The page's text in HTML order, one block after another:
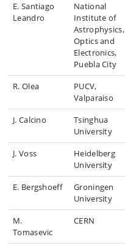
E. Santiago
Leandro
National
Institute of
Astrophysics,
Optics and
Electronics,
Puebla City
R. Olea
PUCV,
Valparaiso
J. Calcino
Tsinghua
University
J. Voss
Heidelberg
University
E. Bergshoeff
Groningen
University
M.
Tomasevic
CERN